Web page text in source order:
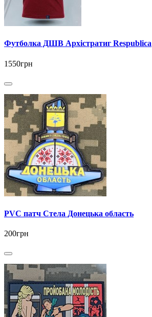
Футболка ДШВ Архістратиг Respublica
1550грн
PVC патч Стела Донецька область
200грн